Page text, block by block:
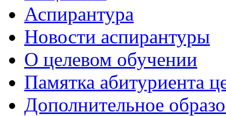
Аспирантура
Новости аспирантуры
О целевом обучении
Памятка абитуриента
Дополнительное